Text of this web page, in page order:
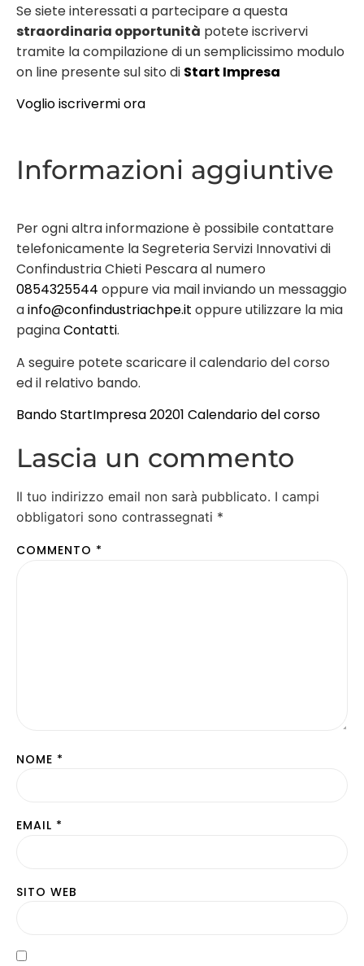
Se siete interessati a partecipare a questa
straordinaria opportunità potete iscrivervi
tramite la compilazione di un semplicissimo modulo
on line presente sul sito di Start Impresa
Voglio iscrivermi ora
Informazioni aggiuntive
Per ogni altra informazione è possibile contattare
telefonicamente la Segreteria Servizi Innovativi di
Confindustria Chieti Pescara al numero
0854325544 oppure via mail inviando un messaggio
ainfo@confindustriachpe.it oppure utilizzare la mia
paginaContatti.
A seguire potete scaricare il calendario del corso
ed il relativo bando.
Bando StartImpresa 20201 Calendario del corso
Lascia un commento
Il tuo indirizzo email non sarà pubblicato. I campi
obbligatori sono contrassegnati *
COMMENTO *
NOME *
EMAIL *
SITO WEB